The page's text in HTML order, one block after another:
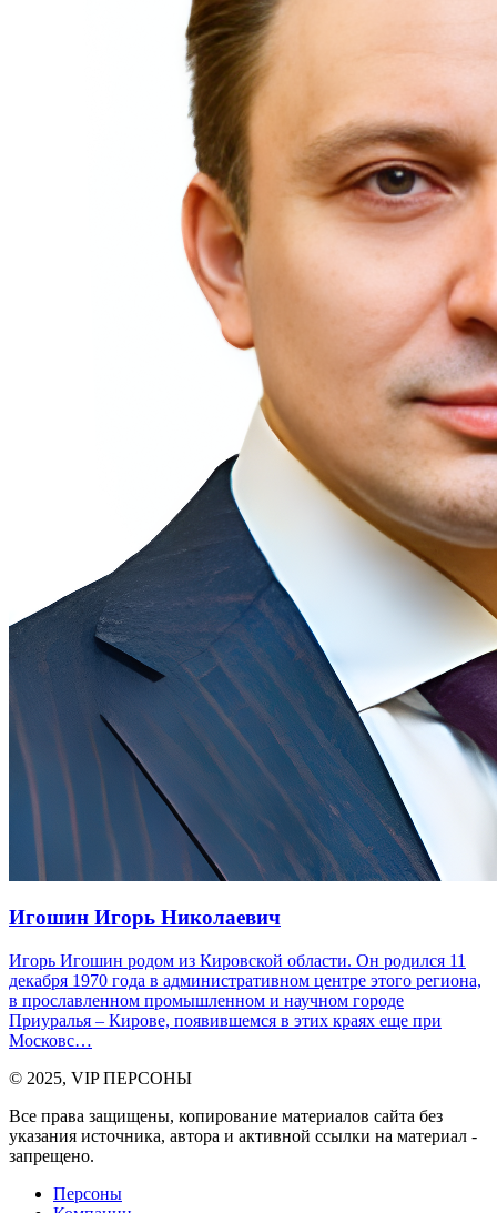
Игошин Игорь Николаевич
Игорь Игошин родом из Кировской области. Он родился 11
декабря 1970 года в административном центре этого региона,
в прославленном промышленном и научном городе
Приуралья – Кирове, появившемся в этих краях еще при
Московс…
© 2025, VIP ПЕРСОНЫ
Все права защищены, копирование материалов сайта без
указания источника, автора и активной ссылки на материал -
запрещено.
Персоны